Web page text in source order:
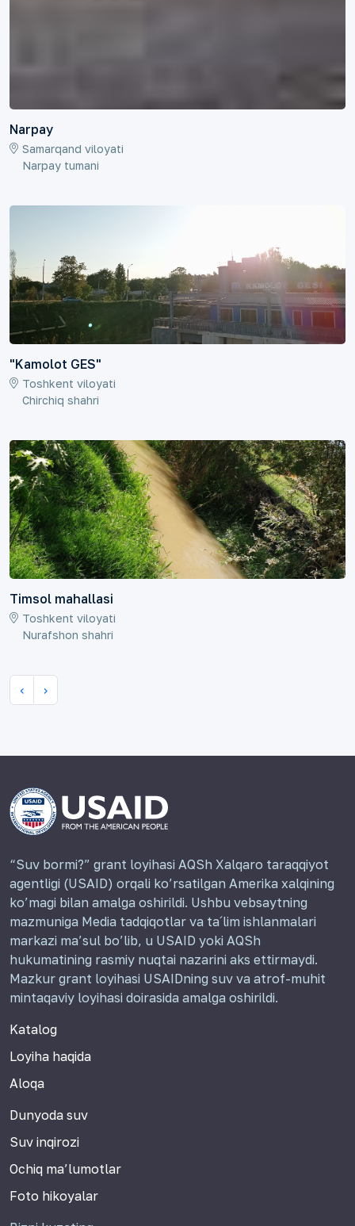
Narpay
Samarqand viloyati
Narpay tumani
"Kamolot GES"
Toshkent viloyati
Chirchiq shahri
Timsol mahallasi
Toshkent viloyati
Nurafshon shahri
‹ ›
“Suv bormi?” grant loyihasi AQSh Xalqaro taraqqiyot
agentligi (USAID) orqali ko’rsatilgan Amerika xalqining
ko’magi bilan amalga oshirildi. Ushbu vebsaytning
mazmuniga Media tadqiqotlar va ta´lim ishlanmalari
markazi ma’sul bo’lib, u USAID yoki AQSh
hukumatining rasmiy nuqtai nazarini aks ettirmaydi.
Mazkur grant loyihasi USAIDning suv va atrof-muhit
mintaqaviy loyihasi doirasida amalga oshirildi.
Katalog
Loyiha haqida
Aloqa
Dunyoda suv
Suv inqirozi
Ochiq ma’lumotlar
Foto hikoyalar